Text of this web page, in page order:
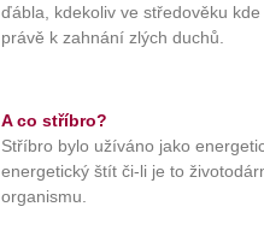
ďábla, kdekoliv ve středověku
právě k zahnání zlých duchů.
A co stříbro?
Stříbro bylo užíváno jako
energetický štít či-li je to
organismu.